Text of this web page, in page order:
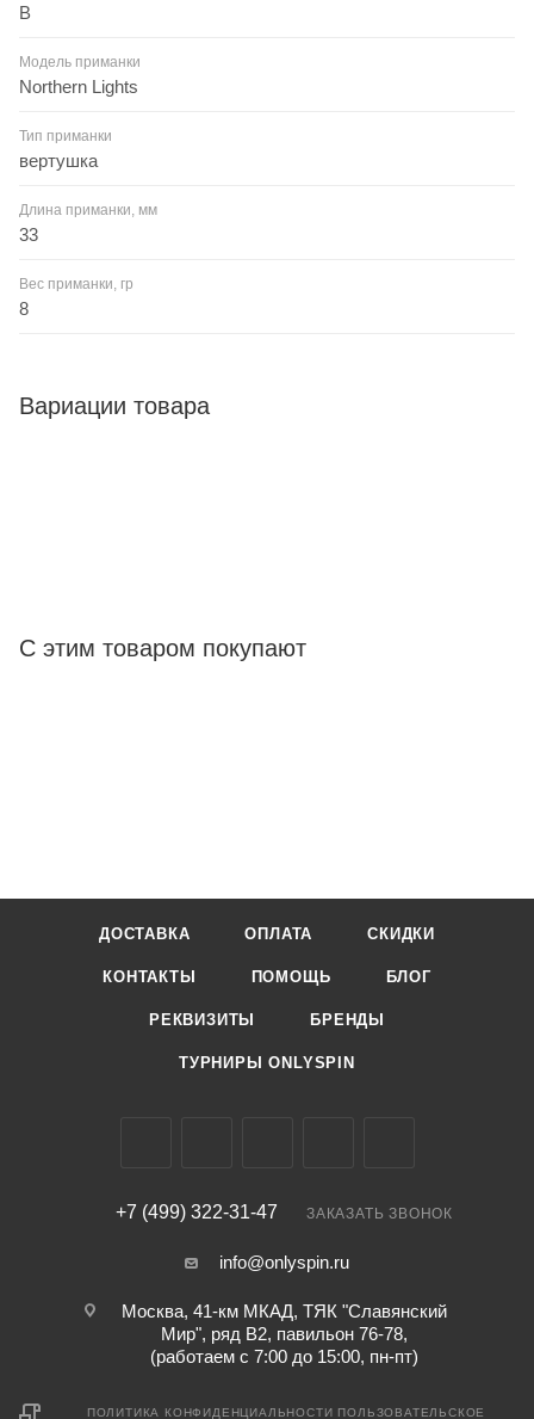
B
Модель приманки
Northern Lights
Тип приманки
вертушка
Длина приманки, мм
33
Вес приманки, гр
8
Вариации товара
С этим товаром покупают
ДОСТАВКА ОПЛАТА СКИДКИ
КОНТАКТЫ ПОМОЩЬ БЛОГ
РЕКВИЗИТЫ БРЕНДЫ
ТУРНИРЫ ONLYSPIN
+7 (499) 322-31-47 ЗАКАЗАТЬ ЗВОНОК
info@onlyspin.ru
Москва, 41-км МКАД, ТЯК "Славянский
Мир", ряд В2, павильон 76-78,
(работаем с 7:00 до 15:00, пн-пт)
ПОЛИТИКА КОНФИДЕНЦИАЛЬНОСТИ ПОЛЬЗОВАТЕЛЬСКОЕ